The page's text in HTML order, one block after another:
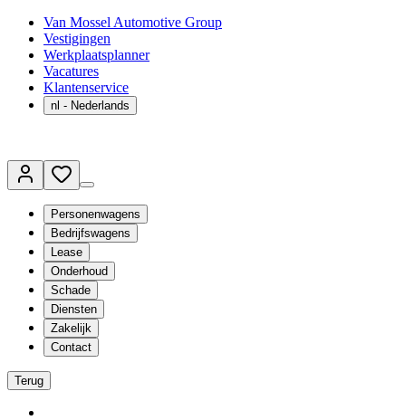
Van Mossel Automotive Group
Vestigingen
Werkplaatsplanner
Vacatures
Klantenservice
nl - Nederlands
Personenwagens
Bedrijfswagens
Lease
Onderhoud
Schade
Diensten
Zakelijk
Contact
Terug